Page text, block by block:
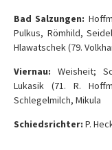
Bad Salzungen:
Pulkus, Römhild,
Hlawatschek (79.
Viernau: Weisheit;
Lukasik (71. R.
Schlegelmilch, Mikula
Schiedsrichter: P.